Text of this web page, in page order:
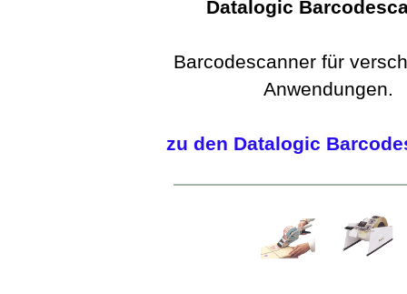
Datalogic
Barcodescanner für
Anwendungen.
zu den Datalogic